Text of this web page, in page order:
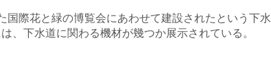
国際花と緑の博覧会にあわせて建設されたという下水
、下水道に関わる機材が幾つか展示されている。